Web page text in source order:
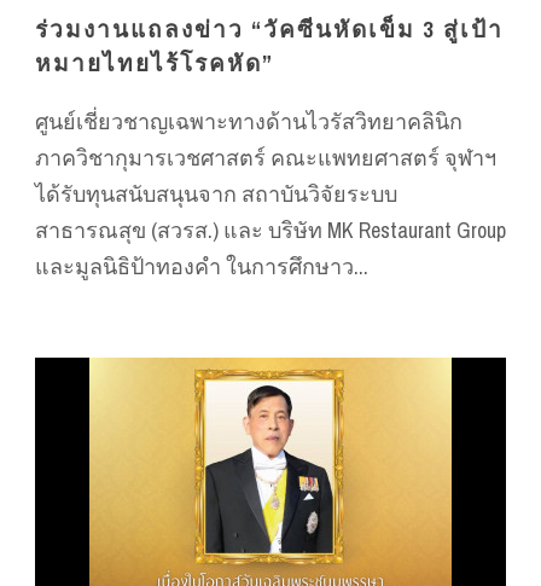
ร่วมงานแถลงข่าว “วัคซีนหัดเข็ม 3 สู่เป้า
หมายไทยไร้โรคหัด”
ศูนย์เชี่ยวชาญเฉพาะทางด้านไวรัสวิทยาคลินิก
ภาควิชากุมารเวชศาสตร์ คณะแพทยศาสตร์ จุฬาฯ
ได้รับทุนสนับสนุนจาก สถาบันวิจัยระบบ
สาธารณสุข (สวรส.) และ บริษัท MK Restaurant Group
และมูลนิธิป้าทองคำ ในการศึกษาว...